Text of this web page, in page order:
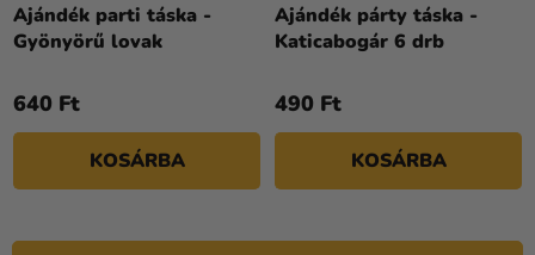
Ajándék parti táska -
Gyönyörű lovak
640 Ft
KOSÁRBA
Ajándék párty táska -
Katicabogár 6 drb
490 Ft
KOSÁRBA